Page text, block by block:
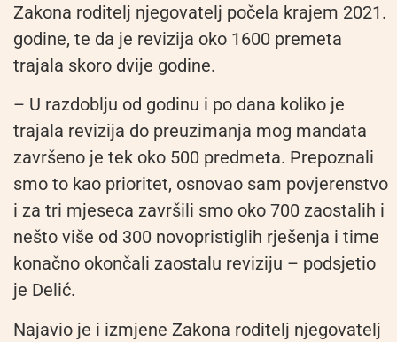
Zakona roditelj njegovatelj počela krajem 2021.
godine, te da je revizija oko 1600 premeta
trajala skoro dvije godine.
– U razdoblju od godinu i po dana koliko je
trajala revizija do preuzimanja mog mandata
završeno je tek oko 500 predmeta. Prepoznali
smo to kao prioritet, osnovao sam povjerenstvo
i za tri mjeseca završili smo oko 700 zaostalih i
nešto više od 300 novopristiglih rješenja i time
konačno okončali zaostalu reviziju – podsjetio
je Delić.
Najavio je i izmjene Zakona roditelj njegovatelj